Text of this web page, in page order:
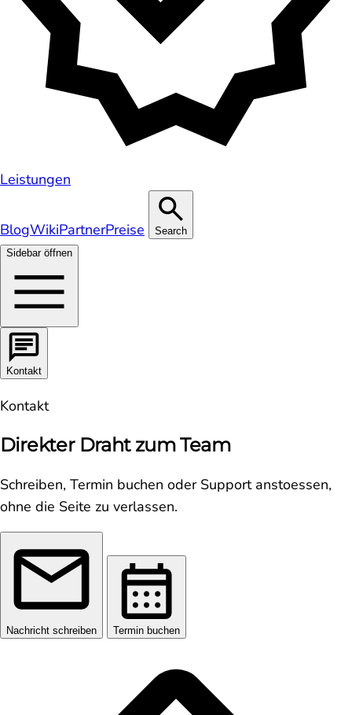
Leistungen
BlogWikiPartnerPreise
Search
Sidebar öffnen
Kontakt
Kontakt
Direkter Draht zum Team
Schreiben, Termin buchen oder Support anstoessen,
ohne die Seite zu verlassen.
Nachricht schreiben Termin buchen